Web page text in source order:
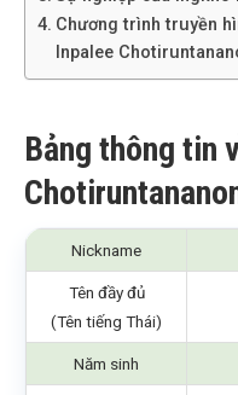
Chương trình truyền
Inpalee
Bảng thông tin
Nickname
Tên đầy đủ
(Tên tiếng Thái)
Năm sinh